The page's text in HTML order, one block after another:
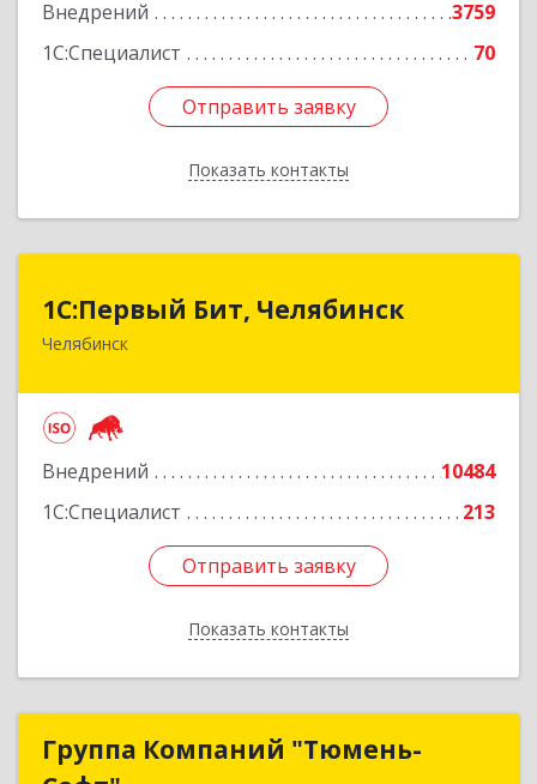
Внедрений
3759
1С:Специалист
70
Отправить заявку
Показать контакты
Отправить заявку
Назад
1С:Первый Бит, Челябинск
Челябинск
Внедрений
10484
1С:Специалист
213
Отправить заявку
Показать контакты
1С:Первый Бит, Челябинск
Отправить заявку
Назад
Группа Компаний "Тюмень-
Группа Компаний "Тюмень-